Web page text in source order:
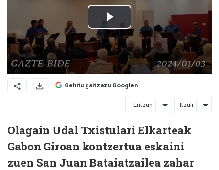
Gehitu gaitzazu Googlen
Entzun Itzuli
Olagain Udal Txistulari Elkarteak
Gabon Giroan kontzertua eskaini
zuen San Juan Bataiatzailea zahar